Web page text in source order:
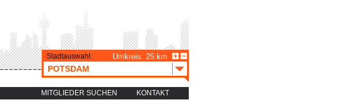
MITGLIEDER SUCHEN KONTAKT
Stadtauswahl: Umkreis: 25 km
POTSDAM